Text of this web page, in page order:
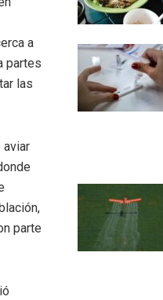
a
partes
las
aviar
parte